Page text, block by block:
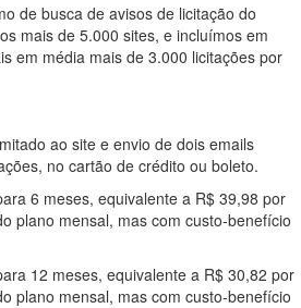
de busca de avisos de licitação do
mais de 5.000 sites, e incluímos em
em média mais de 3.000 licitações por
ao site e envio de dois emails
no cartão de crédito ou boleto.
6 meses, equivalente a R$ 39,98 por
plano mensal, mas com custo-benefício
12 meses, equivalente a R$ 30,82 por
plano mensal, mas com custo-benefício